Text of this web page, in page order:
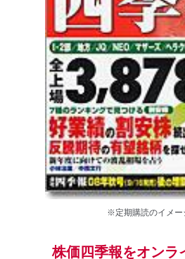
※定期購読のイメー
株価四季報をオンラ